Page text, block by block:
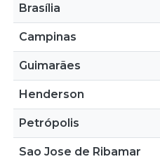
Brasília
Campinas
Guimarães
Henderson
Petrópolis
Sao Jose de Ribamar